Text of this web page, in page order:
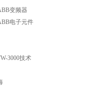
变频器
电子元件
3000技术